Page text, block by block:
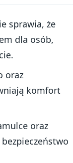
sprawia, że
dla osób,
oraz
komfort
oraz